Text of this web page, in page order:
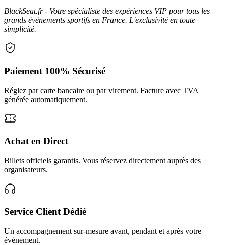
BlackSeat.fr - Votre spécialiste des expériences VIP pour tous les
grands événements sportifs en France. L'exclusivité en toute
simplicité.
Paiement 100% Sécurisé
Réglez par carte bancaire ou par virement. Facture avec TVA
générée automatiquement.
Achat en Direct
Billets officiels garantis. Vous réservez directement auprès des
organisateurs.
Service Client Dédié
Un accompagnement sur-mesure avant, pendant et après votre
événement.